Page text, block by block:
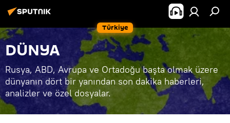
Türkiye
DÜNYA
Rusya, ABD, Avrupa ve Ortadoğu başta olmak üzere
dünyanın dört bir yanından son dakika haberleri,
analizler ve özel dosyalar.